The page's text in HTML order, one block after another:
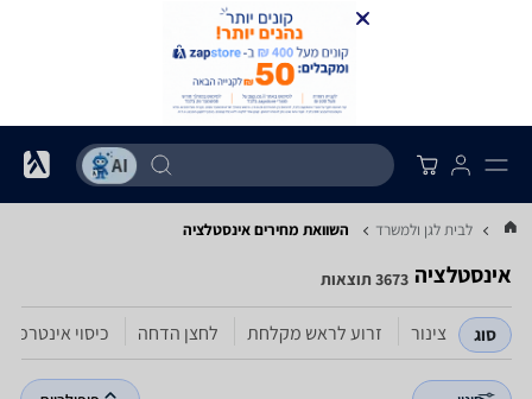
לבית לגן ולמשרד השוואת מחירים אינסטלציה
אינסטלציה 3673 תוצאות
סוג צינור זרוע לראש מקלחת לחצן הדחה כיסוי אינטרפוץ